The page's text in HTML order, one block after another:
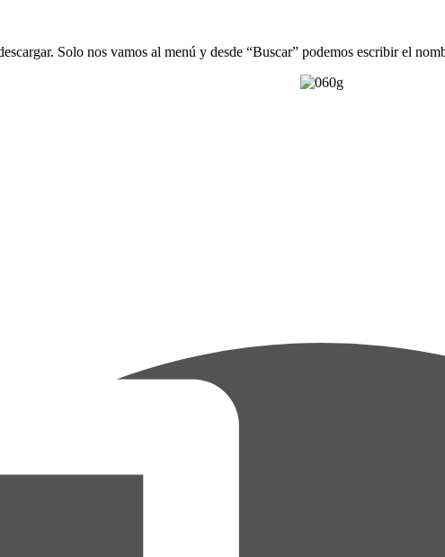
Solo nos vamos al menú y desde “Buscar” podemos escribir el